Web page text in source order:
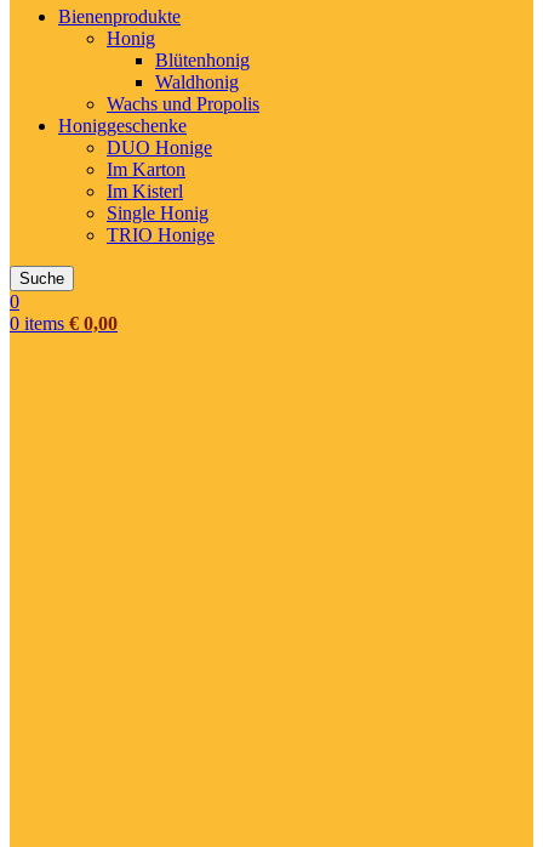
Bienenprodukte
Honig
Blütenhonig
Waldhonig
Wachs und Propolis
Honiggeschenke
DUO Honige
Im Karton
Im Kisterl
Single Honig
TRIO Honige
Suche
0
0 items € 0,00